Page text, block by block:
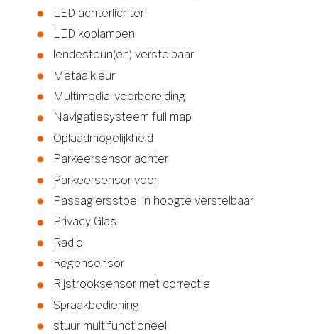
LED achterlichten
LED koplampen
lendesteun(en) verstelbaar
Metaalkleur
Multimedia-voorbereiding
Navigatiesysteem full map
Oplaadmogelijkheid
Parkeersensor achter
Parkeersensor voor
Passagiersstoel in hoogte verstelbaar
Privacy Glas
Radio
Regensensor
Rijstrooksensor met correctie
Spraakbediening
stuur multifunctioneel